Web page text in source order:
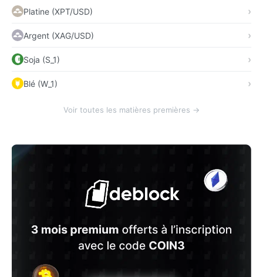
Platine (XPT/USD)
Argent (XAG/USD)
Soja (S_1)
Blé (W_1)
Voir toutes les matières premières →